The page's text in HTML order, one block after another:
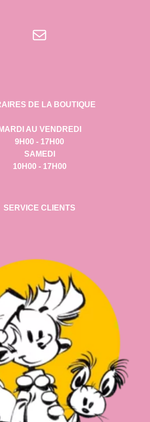
E-mail
DE LA BOUTIQUE
MARDI AU VENDREDI
9H00 - 17H00
SAMEDI
10H00 - 17H00
SERVICE CLIENTS